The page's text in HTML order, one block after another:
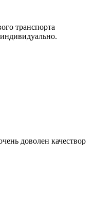
транспорта
доволен качествор